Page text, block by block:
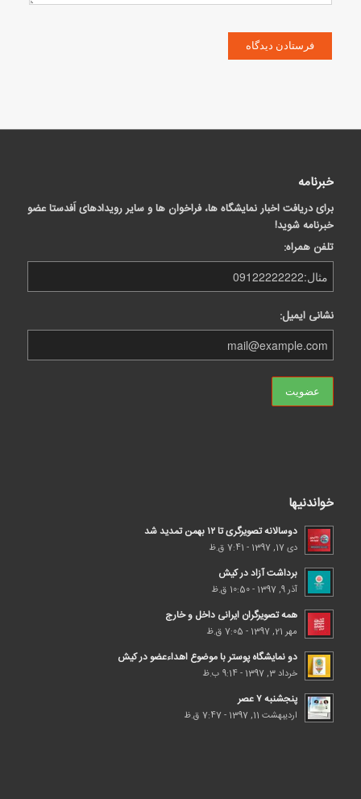
خبرنامه
برای دریافت اخبار نمایشگاه ها، فراخوان ها و سایر رویدادهای اَفدستا عضو
خبرنامه شوید!
تلفن همراه:
نشانی ایمیل:
خواندنیها
دوسالانه تصویرگری تا ۱۲ بهمن تمدید شد
دی 17, 1397 - 7:41 ق.ظ
برداشت آزاد در کیش
آذر 9, 1397 - 10:50 ق.ظ
همه تصویرگران ایرانی داخل و خارج
مهر 21, 1397 - 7:05 ق.ظ
دو نمایشگاه پوستر با موضوع اهداء‌عضو در کیش
خرداد 3, 1397 - 9:14 ب.ظ
پنجشنبه ۷ عصر
اردیبهشت 11, 1397 - 7:47 ق.ظ